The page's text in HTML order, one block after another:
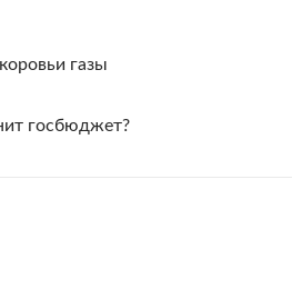
газы
госбюджет?